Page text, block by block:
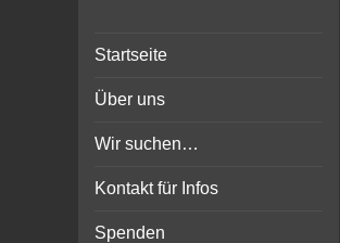
Bunker-Kiel.com
Wilhelmshaven Flensburg
Rendsburg Luftschutz Stollen
Startseite
Über uns
Wir suchen…
Kontakt für Infos
Spenden